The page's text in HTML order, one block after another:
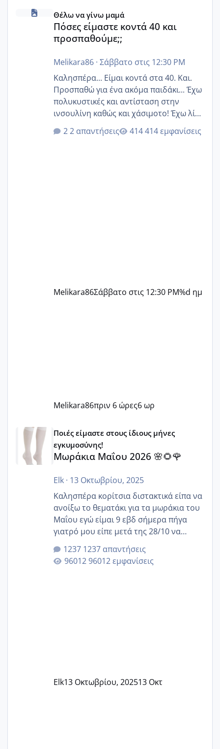
Πόσες είμαστε κοντά 40 και προσπαθούμε;;
Θέλω να γίνω μαμά
Πόσες είμαστε κοντά 40 και
προσπαθούμε;;
Melikara86· Σάββατο στις 12:30 PM
Καλησπέρα... Είμαι κοντά στα 40. Και.
Προσπαθώ για ένα ακόμα παιδάκι... Έχω
πολυκυστικές και αντίσταση στην
ινσουλίνη καθώς και χάσιμοτο! Έχω λίγα
κιλά παραπάνω και όσο κ αν προσπαθώ
δεν χάνω εύκολα! Προσπαθώ για ακόμη
2 απαντήσεις 414 εμφανίσεις
Melikara86Σάββατο στις 12:30 PM%d ημ
Melikara86πριν 6 ώρες6 ωρ
Μωράκια Μαΐου 2026 🌸🌻🌹
Ποιές είμαστε στους ίδιους μήνες
εγκυμοσύνης!
Μωράκια Μαΐου 2026 🌸🌻🌹
Elk· 13 Οκτωβρίου, 2025
Καλησπέρα κορίτσια διστακτικά είπα να
ανοίξω το θεματάκι για τα μωράκια του
Μαΐου εγώ είμαι 9 εβδ σήμερα πήγα
γιατρό μου είπε μετά της 28/10 να
κλείσω ραντεβού για την αυχενική είναι
καμιά άλλη κοπέλα να γεννάει Μάιο ;;
1237 απαντήσεις
96012 εμφανίσεις
Elk13 Οκτωβρίου, 202513 Οκτ